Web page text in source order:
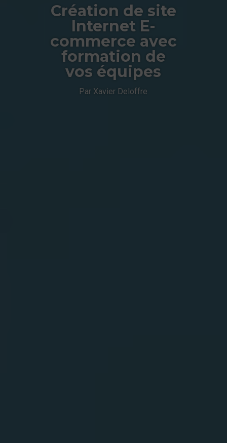
Création de site
Internet E-
commerce avec
formation de
vos équipes
Par Xavier Deloffre